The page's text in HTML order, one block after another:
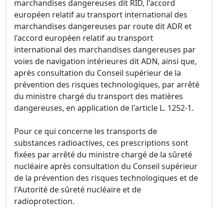
marchandises dangereuses dit RID, l'accord
européen relatif au transport international des
marchandises dangereuses par route dit ADR et
l'accord européen relatif au transport
international des marchandises dangereuses par
voies de navigation intérieures dit ADN, ainsi que,
après consultation du Conseil supérieur de la
prévention des risques technologiques, par arrêté
du ministre chargé du transport des matières
dangereuses, en application de l'article L. 1252-1.
Pour ce qui concerne les transports de
substances radioactives, ces prescriptions sont
fixées par arrêté du ministre chargé de la sûreté
nucléaire après consultation du Conseil supérieur
de la prévention des risques technologiques et de
l'Autorité de sûreté nucléaire et de
radioprotection.